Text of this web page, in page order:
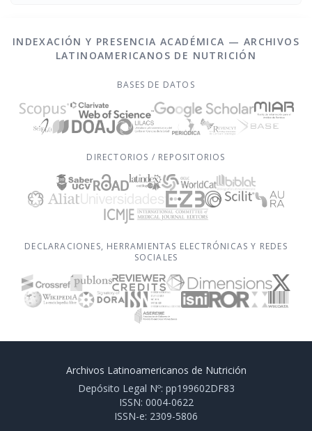
INDEXACIÓN Y PRESENCIA ACADÉMICA — ARCHIVOS
LATINOAMERICANOS DE NUTRICIÓN
BASES DE DATOS
DIRECTORIOS / REPOSITORIOS
DECLARACIONES, HERRAMIENTAS ELECTRÓNICAS Y REDES
SOCIALES
Archivos Latinoamericanos de Nutrición
Depósito Legal Nº: pp199602DF83
ISSN: 0004-0622
ISSN-e: 2309-5806